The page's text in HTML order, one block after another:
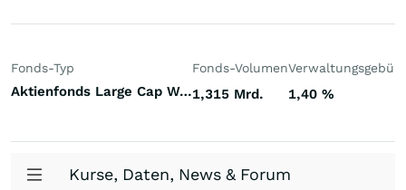
Fonds-Typ
Aktienfonds Large Cap Welt
Fonds-Volumen
1,315 Mrd. 1,40 %
Kurse, Daten, News & Forum